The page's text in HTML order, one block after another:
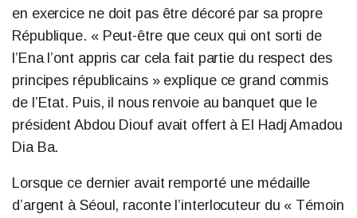
en exercice ne doit pas être décoré par sa propre
République. « Peut-être que ceux qui ont sorti de
l’Ena l’ont appris car cela fait partie du respect des
principes républicains » explique ce grand commis
de l’Etat. Puis, il nous renvoie au banquet que le
président Abdou Diouf avait offert à El Hadj Amadou
Dia Ba.
Lorsque ce dernier avait remporté une médaille
d’argent à Séoul, raconte l’interlocuteur du « Témoin